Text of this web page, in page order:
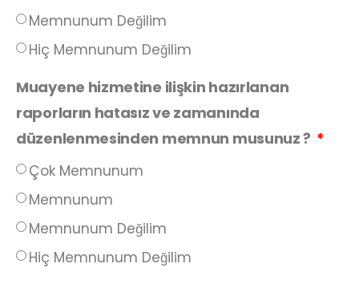
Memnunum Değilim
Hiç Memnunum Değilim
Muayene hizmetine ilişkin hazırlanan
raporların hatasız ve zamanında
düzenlenmesinden memnun musunuz ?
Çok Memnunum
Memnunum
Memnunum Değilim
Hiç Memnunum Değilim